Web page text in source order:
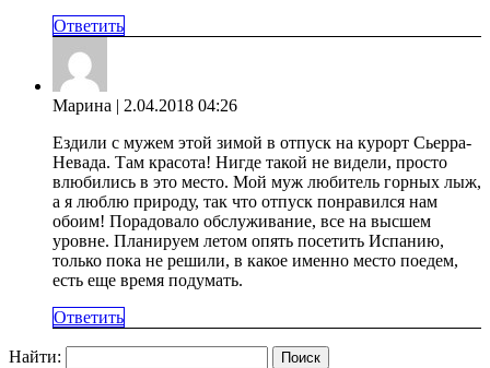
Ответить
Марина
| 2.04.2018 04:26
Ездили с мужем этой зимой в отпуск на курорт Сьерра-
Невада. Там красота! Нигде такой не видели, просто
влюбились в это место. Мой муж любитель горных лыж,
а я люблю природу, так что отпуск понравился нам
обоим! Порадовало обслуживание, все на высшем
уровне. Планируем летом опять посетить Испанию,
только пока не решили, в какое именно место поедем,
есть еще время подумать.
Ответить
Найти: